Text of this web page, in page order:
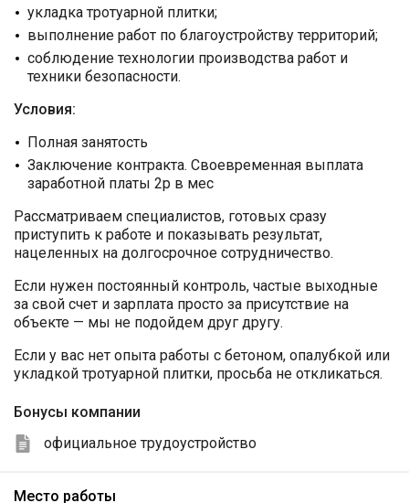
укладка тротуарной плитки;
выполнение работ по благоустройству территорий;
соблюдение технологии производства работ и
техники безопасности.
Условия:
Полная занятость
Заключение контракта. Своевременная выплата
заработной платы 2р в мес
Рассматриваем специалистов, готовых сразу
приступить к работе и показывать результат,
нацеленных на долгосрочное сотрудничество.
Если нужен постоянный контроль, частые выходные
за свой счет и зарплата просто за присутствие на
объекте — мы не подойдем друг другу.
Если у вас нет опыта работы с бетоном, опалубкой или
укладкой тротуарной плитки, просьба не откликаться.
Бонусы компании
официальное трудоустройство
Место работы